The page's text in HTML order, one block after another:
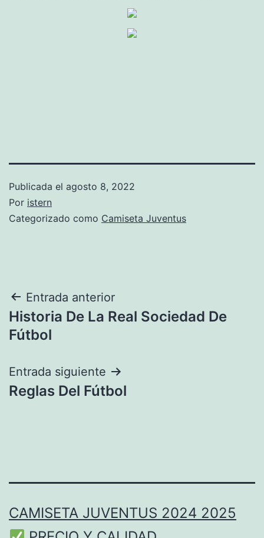
Publicada el agosto 8, 2022
Por istern
Categorizado como Camiseta Juventus
Navegación
de
Entrada anterior
Historia De La Real Sociedad De
Fútbol
Entrada siguiente
Reglas Del Fútbol
CAMISETA JUVENTUS 2024 2025